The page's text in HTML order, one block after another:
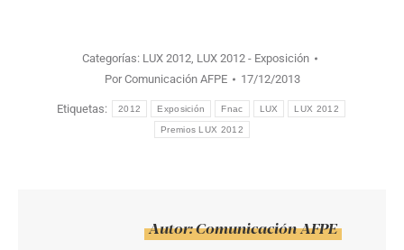
Categorías: LUX 2012, LUX 2012 - Exposición
PorComunicación AFPE 17/12/2013
Etiquetas: 2012 Exposición Fnac LUX LUX 2012
Premios LUX 2012
Autor:Comunicación AFPE